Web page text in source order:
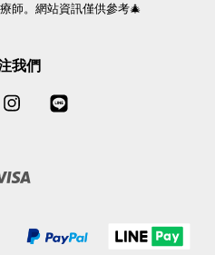
師。網站資訊僅供參考🎄
我們
Instagram